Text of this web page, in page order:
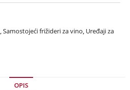
,Samostojeći frižideri za vino, Uređaji za
OPIS